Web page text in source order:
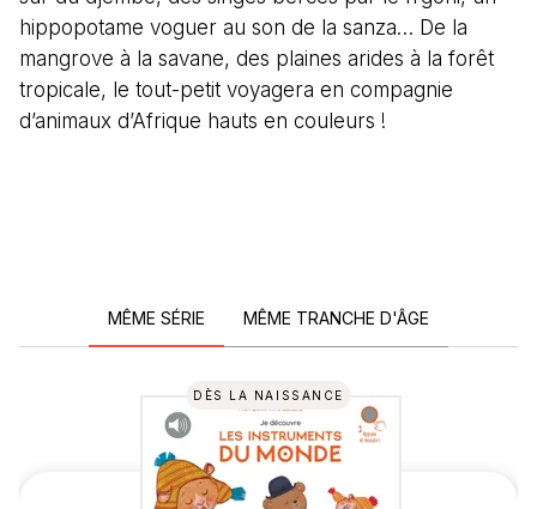
hippopotame voguer au son de la sanza… De la
mangrove à la savane, des plaines arides à la forêt
tropicale, le tout-petit voyagera en compagnie
d’animaux d’Afrique hauts en couleurs !
MÊME SÉRIE MÊME TRANCHE D'ÂGE
DÈS LA NAISSANCE